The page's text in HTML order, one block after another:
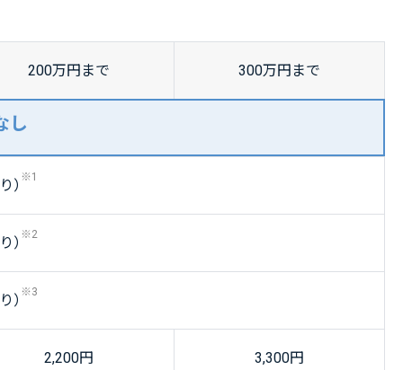
200万円 まで 300万円 まで
し
） ※1
） ※2
） ※3
2,200円 3,300円